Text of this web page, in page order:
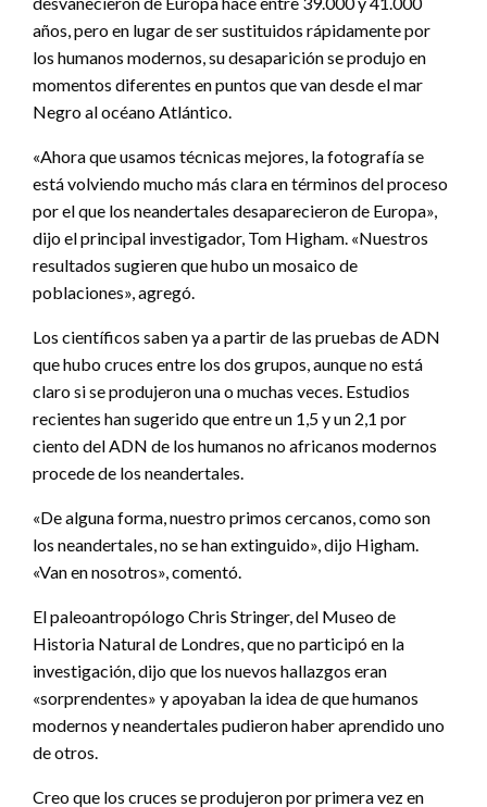
años, pero en lugar de ser sustituidos rápidamente por
los humanos modernos, su desaparición se produjo en
momentos diferentes en puntos que van desde el mar
Negro al océano Atlántico.
«Ahora que usamos técnicas mejores, la fotografía se
está volviendo mucho más clara en términos del proceso
por el que los neandertales desaparecieron de Europa»,
dijo el principal investigador, Tom Higham. «Nuestros
resultados sugieren que hubo un mosaico de
poblaciones», agregó.
Los científicos saben ya a partir de las pruebas de ADN
que hubo cruces entre los dos grupos, aunque no está
claro si se produjeron una o muchas veces. Estudios
recientes han sugerido que entre un 1,5 y un 2,1 por
ciento del ADN de los humanos no africanos modernos
procede de los neandertales.
«De alguna forma, nuestro primos cercanos, como son
los neandertales, no se han extinguido», dijo Higham.
«Van en nosotros», comentó.
El paleoantropólogo Chris Stringer, del Museo de
Historia Natural de Londres, que no participó en la
investigación, dijo que los nuevos hallazgos eran
«sorprendentes» y apoyaban la idea de que humanos
modernos y neandertales pudieron haber aprendido uno
de otros.
Creo que los cruces se produjeron por primera vez en